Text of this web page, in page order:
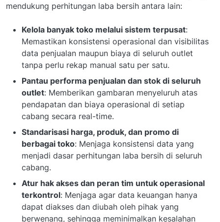
mendukung perhitungan laba bersih antara lain:
Kelola banyak toko melalui sistem terpusat:
Memastikan konsistensi operasional dan visibilitas
data penjualan maupun biaya di seluruh outlet
tanpa perlu rekap manual satu per satu.
Pantau performa penjualan dan stok di seluruh
outlet: Memberikan gambaran menyeluruh atas
pendapatan dan biaya operasional di setiap
cabang secara real-time.
Standarisasi harga, produk, dan promo di
berbagai toko: Menjaga konsistensi data yang
menjadi dasar perhitungan laba bersih di seluruh
cabang.
Atur hak akses dan peran tim untuk operasional
terkontrol: Menjaga agar data keuangan hanya
dapat diakses dan diubah oleh pihak yang
berwenang, sehingga meminimalkan kesalahan